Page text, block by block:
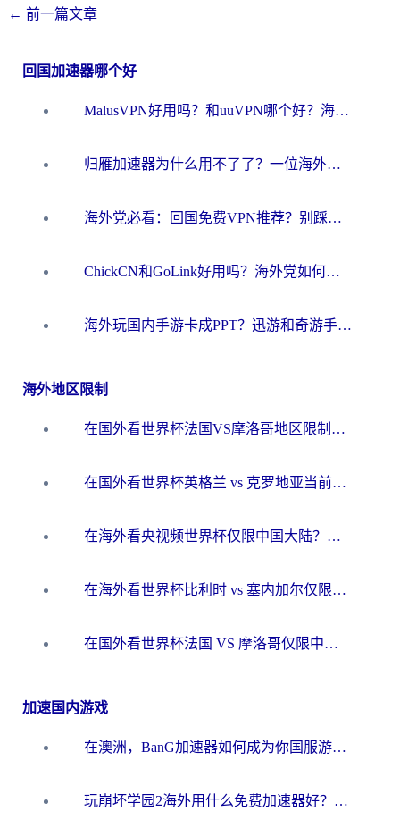
← 前一篇文章
回国加速器哪个好
MalusVPN好用吗？和uuVPN哪个好？海外党无缝访问国内资源的真实对比与选择指南
归雁加速器为什么用不了了？一位海外游子的真实困惑与技术解答
海外党必看：回国免费VPN推荐？别踩坑！教你选对加速器无缝刷国内资源
ChickCN和GoLink好用吗？海外党如何选对回国加速器
海外玩国内手游卡成PPT？迅游和奇游手游哪个好？一篇讲透回国加速器怎么选
海外地区限制
在国外看世界杯法国VS摩洛哥地区限制？这篇指南让你流畅看中文解说无压力
在国外看世界杯英格兰 vs 克罗地亚当前地区不可播放？这篇指南帮你搞定所有海外观赛难题
在海外看央视频世界杯仅限中国大陆？这篇指南帮你解锁中文解说+无卡顿直播
在海外看世界杯比利时 vs 塞内加尔仅限中国大陆？我找到了最流畅的中文解说之路
在国外看世界杯法国 VS 摩洛哥仅限中国大陆？海外党这样看中文解说赛事不卡顿
加速国内游戏
在澳洲，BanG加速器如何成为你国服游戏的“时光机”？
玩崩坏学园2海外用什么免费加速器好？2026海外党亲测国服游戏加速指南